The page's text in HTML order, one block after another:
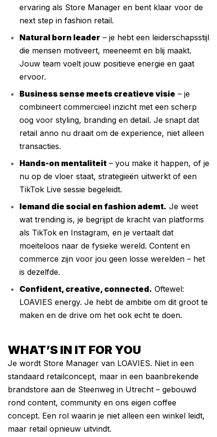
ervaring als Store Manager en bent klaar voor de
next step in fashion retail.
Natural born leader – je hebt een leiderschapsstijl
die mensen motiveert, meeneemt en blij maakt.
Jouw team voelt jouw positieve energie en gaat
ervoor.
Business sense meets creatieve visie – je
combineert commercieel inzicht met een scherp
oog voor styling, branding en detail. Je snapt dat
retail anno nu draait om de experience, niet alleen
transacties.
Hands-on mentaliteit – you make it happen, of je
nu op de vloer staat, strategieën uitwerkt of een
TikTok Live sessie begeleidt.
Iemand die social en fashion ademt. Je weet
wat trending is, je begrijpt de kracht van platforms
als TikTok en Instagram, en je vertaalt dat
moeiteloos naar de fysieke wereld. Content en
commerce zijn voor jou geen losse werelden – het
is dezelfde.
Confident, creative, connected. Oftewel:
LOAVIES energy. Je hebt de ambitie om dit groot te
maken en de drive om het ook echt te doen.
WHAT’S IN IT FOR YOU
Je wordt Store Manager van LOAVIES. Niet in een
standaard retailconcept, maar in een baanbrekende
brandstore aan de Steenweg in Utrecht – gebouwd
rond content, community en ons eigen coffee
concept. Een rol waarin je niet alleen een winkel leidt,
maar retail opnieuw uitvindt.